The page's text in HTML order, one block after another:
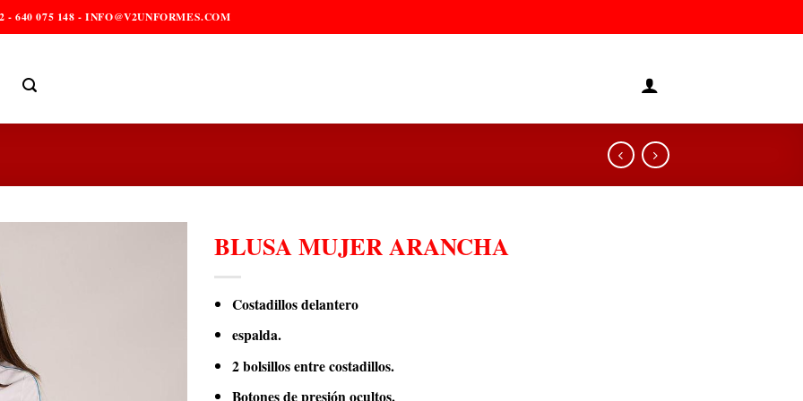
640 075 148 - INFO@V2UNFORMES.COM
BLUSA MUJER ARANCHA
Costadillos delantero
espalda.
2 bolsillos entre costadillos.
Botones de presión ocultos.